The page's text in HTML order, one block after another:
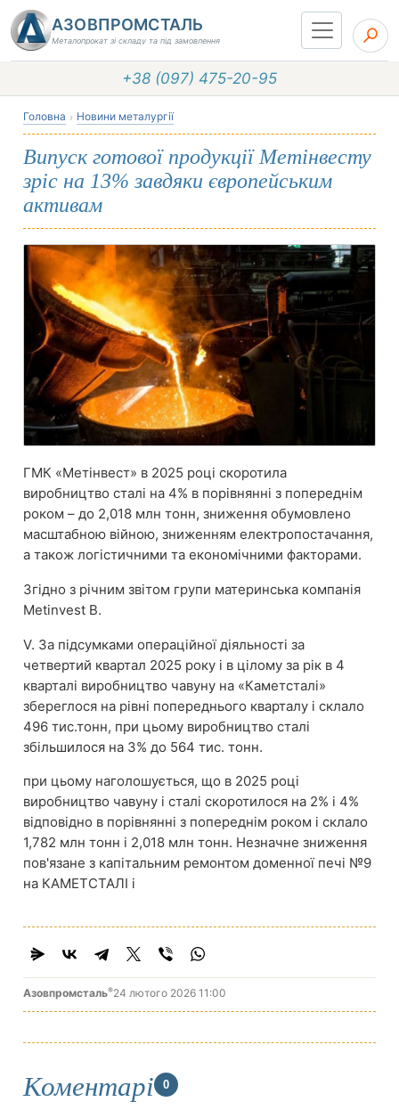
АЗОВПРОМСТАЛЬ
Металопрокат зі складу та під замовлення
+38 (097) 475-20-95
Головна Новини металургії
Випуск готової продукції Метінвесту
зріс на 13% завдяки європейським
активам
ГМК «Метінвест» в 2025 році скоротила
виробництво сталі на 4% в порівнянні з попереднім
роком – до 2,018 млн тонн, зниження обумовлено
масштабною війною, зниженням електропостачання,
а також логістичними та економічними факторами.
Згідно з річним звітом групи материнська компанія
Metinvest B.
V. За підсумками операційної діяльності за
четвертий квартал 2025 року і в цілому за рік в 4
кварталі виробництво чавуну на «Каметсталі»
збереглося на рівні попереднього кварталу і склало
496 тис.тонн, при цьому виробництво сталі
збільшилося на 3% до 564 тис. тонн.
при цьому наголошується, що в 2025 році
виробництво чавуну і сталі скоротилося на 2% і 4%
відповідно в порівнянні з попереднім роком і склало
1,782 млн тонн і 2,018 млн тонн. Незначне зниження
пов'язане з капітальним ремонтом доменної печі №9
на КАМЕТСТАЛІ і
Азовпромсталь®24 лютого 2026 11:00
Коментарі 0